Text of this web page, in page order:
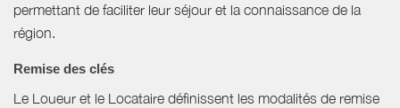
permettant de faciliter leur séjour et la connaissance de la
région.
Remise des clés
Le Loueur et le Locataire définissent les modalités de remise